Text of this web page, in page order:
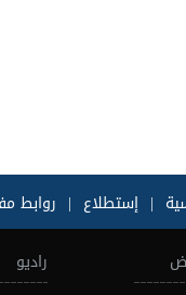
| إستطلاع | روابط
راديو